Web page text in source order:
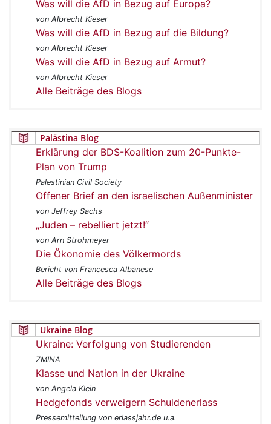
Was will die AfD in Bezug auf Europa?
von Albrecht Kieser
Was will die AfD in Bezug auf die Bildung?
von Albrecht Kieser
Was will die AfD in Bezug auf Armut?
von Albrecht Kieser
Alle Beiträge des Blogs
Palästina Blog
Erklärung der BDS-Koalition zum 20-Punkte-
Plan von Trump
Palestinian Civil Society
Offener Brief an den israelischen Außenminister
von Jeffrey Sachs
„Juden – rebelliert jetzt!“
von Arn Strohmeyer
Die Ökonomie des Völkermords
Bericht von Francesca Albanese
Alle Beiträge des Blogs
Ukraine Blog
Ukraine: Verfolgung von Studierenden
ZMINA
Klasse und Nation in der Ukraine
von Angela Klein
Hedgefonds verweigern Schuldenerlass
Pressemitteilung von erlassjahr.de u.a.